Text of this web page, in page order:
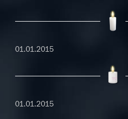
01.01.2015
01.01.2015